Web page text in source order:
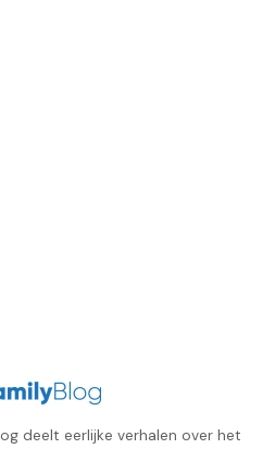
deelt eerlijke verhalen over het